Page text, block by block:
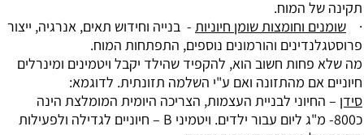
תקינה של המוח.
· שומנים וחומצות שומן חיוניות - בנייה וחידוש תאים, אנרגיה, ייצור
פרוסטגלנדינים והורמונים נוספים, התפתחות המוח.
מה שלא פחות חשוב הוא, להקפיד שהילד יקבל ויטמינים ומינרלים
חיוניים אם מהתזונה ואם ע"י השלמה תזונתית. לדוגמא:
סידן – החיוני לבניית העצמות, הצריכה היומית המומלצת הינה
כ800- מ"ג ליום עבור ילדים. ויטמיני B – חיוניים לגדילה ולפעילות